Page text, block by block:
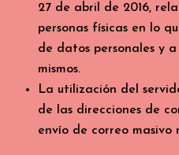
27 de abril de 2016,
personas físicas en lo
de datos personales y
mismos.
La utilización del
de las direcciones de
envío de correo masivo